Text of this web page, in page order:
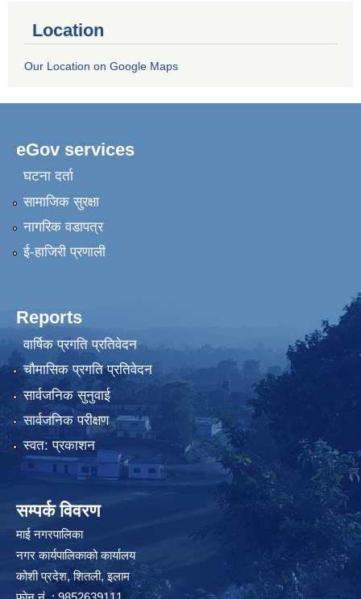
Location
Our Location on Google Maps
eGov services
घटना दर्ता
सामाजिक सुरक्षा
नागरिक वडापत्र
ई-हाजिरी प्रणाली
Reports
वार्षिक प्रगति प्रतिवेदन
चौमासिक प्रगति प्रतिवेदन
सार्वजनिक सुनुवाई
सार्वजनिक परीक्षण
स्वत: प्रकाशन
सम्पर्क विवरण
माई नगरपालिका
नगर कार्यपालिकाको कार्यालय
कोशी प्रदेश, शितली, इलाम